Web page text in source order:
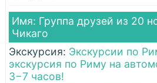
20
Имя: Группа друзей из
Чикаго
Экскурсия: Экскурсии по
экскурсия по Риму на
3−7 часов!